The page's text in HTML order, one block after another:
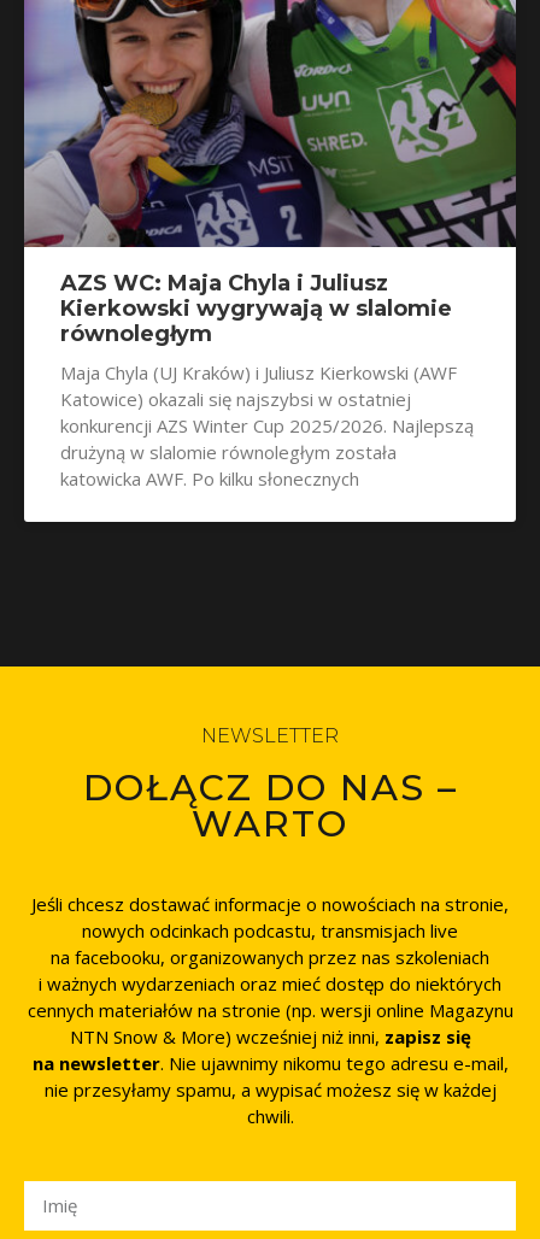
AZS WC: Maja Chyla i Juliusz
Kierkowski wygrywają w slalomie
równoległym
Maja Chyla (UJ Kraków) i Juliusz Kierkowski (AWF
Katowice) okazali się najszybsi w ostatniej
konkurencji AZS Winter Cup 2025/2026. Najlepszą
drużyną w slalomie równoległym została
katowicka AWF. Po kilku słonecznych
NEWSLETTER
DOŁĄCZ DO NAS –
WARTO
Jeśli chcesz dostawać informacje o nowościach na stronie,
nowych odcinkach podcastu, transmisjach live
na facebooku, organizowanych przez nas szkoleniach
i ważnych wydarzeniach oraz mieć dostęp do niektórych
cennych materiałów na stronie (np. wersji online Magazynu
NTN Snow & More) wcześniej niż inni, zapisz się
na newsletter. Nie ujawnimy nikomu tego adresu e-mail,
nie przesyłamy spamu, a wypisać możesz się w każdej
chwili.